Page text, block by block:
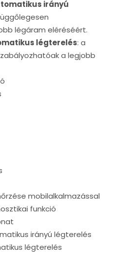
irányú
légáram eléréséért.
légterelés: a
a legjobb
mobilalkalmazással
funkció
irányú légterelés
légterelés